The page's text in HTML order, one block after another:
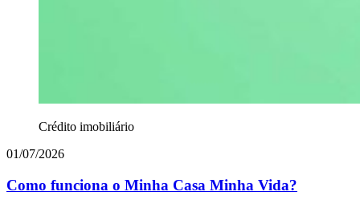
Crédito imobiliário
01/07/2026
Como funciona o Minha Casa Minha Vida?